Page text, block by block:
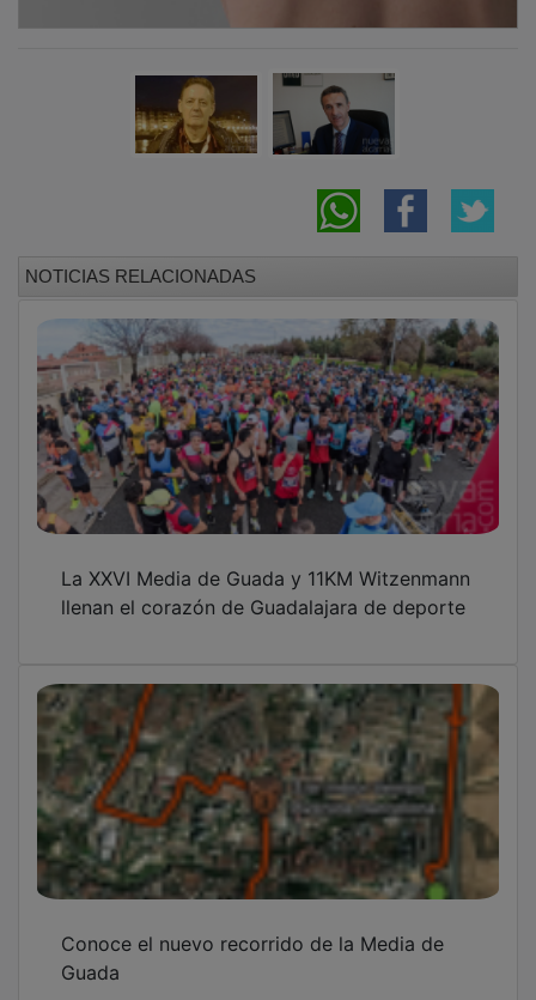
NOTICIAS RELACIONADAS
La XXVI Media de Guada y 11KM Witzenmann
llenan el corazón de Guadalajara de deporte
Conoce el nuevo recorrido de la Media de
Guada